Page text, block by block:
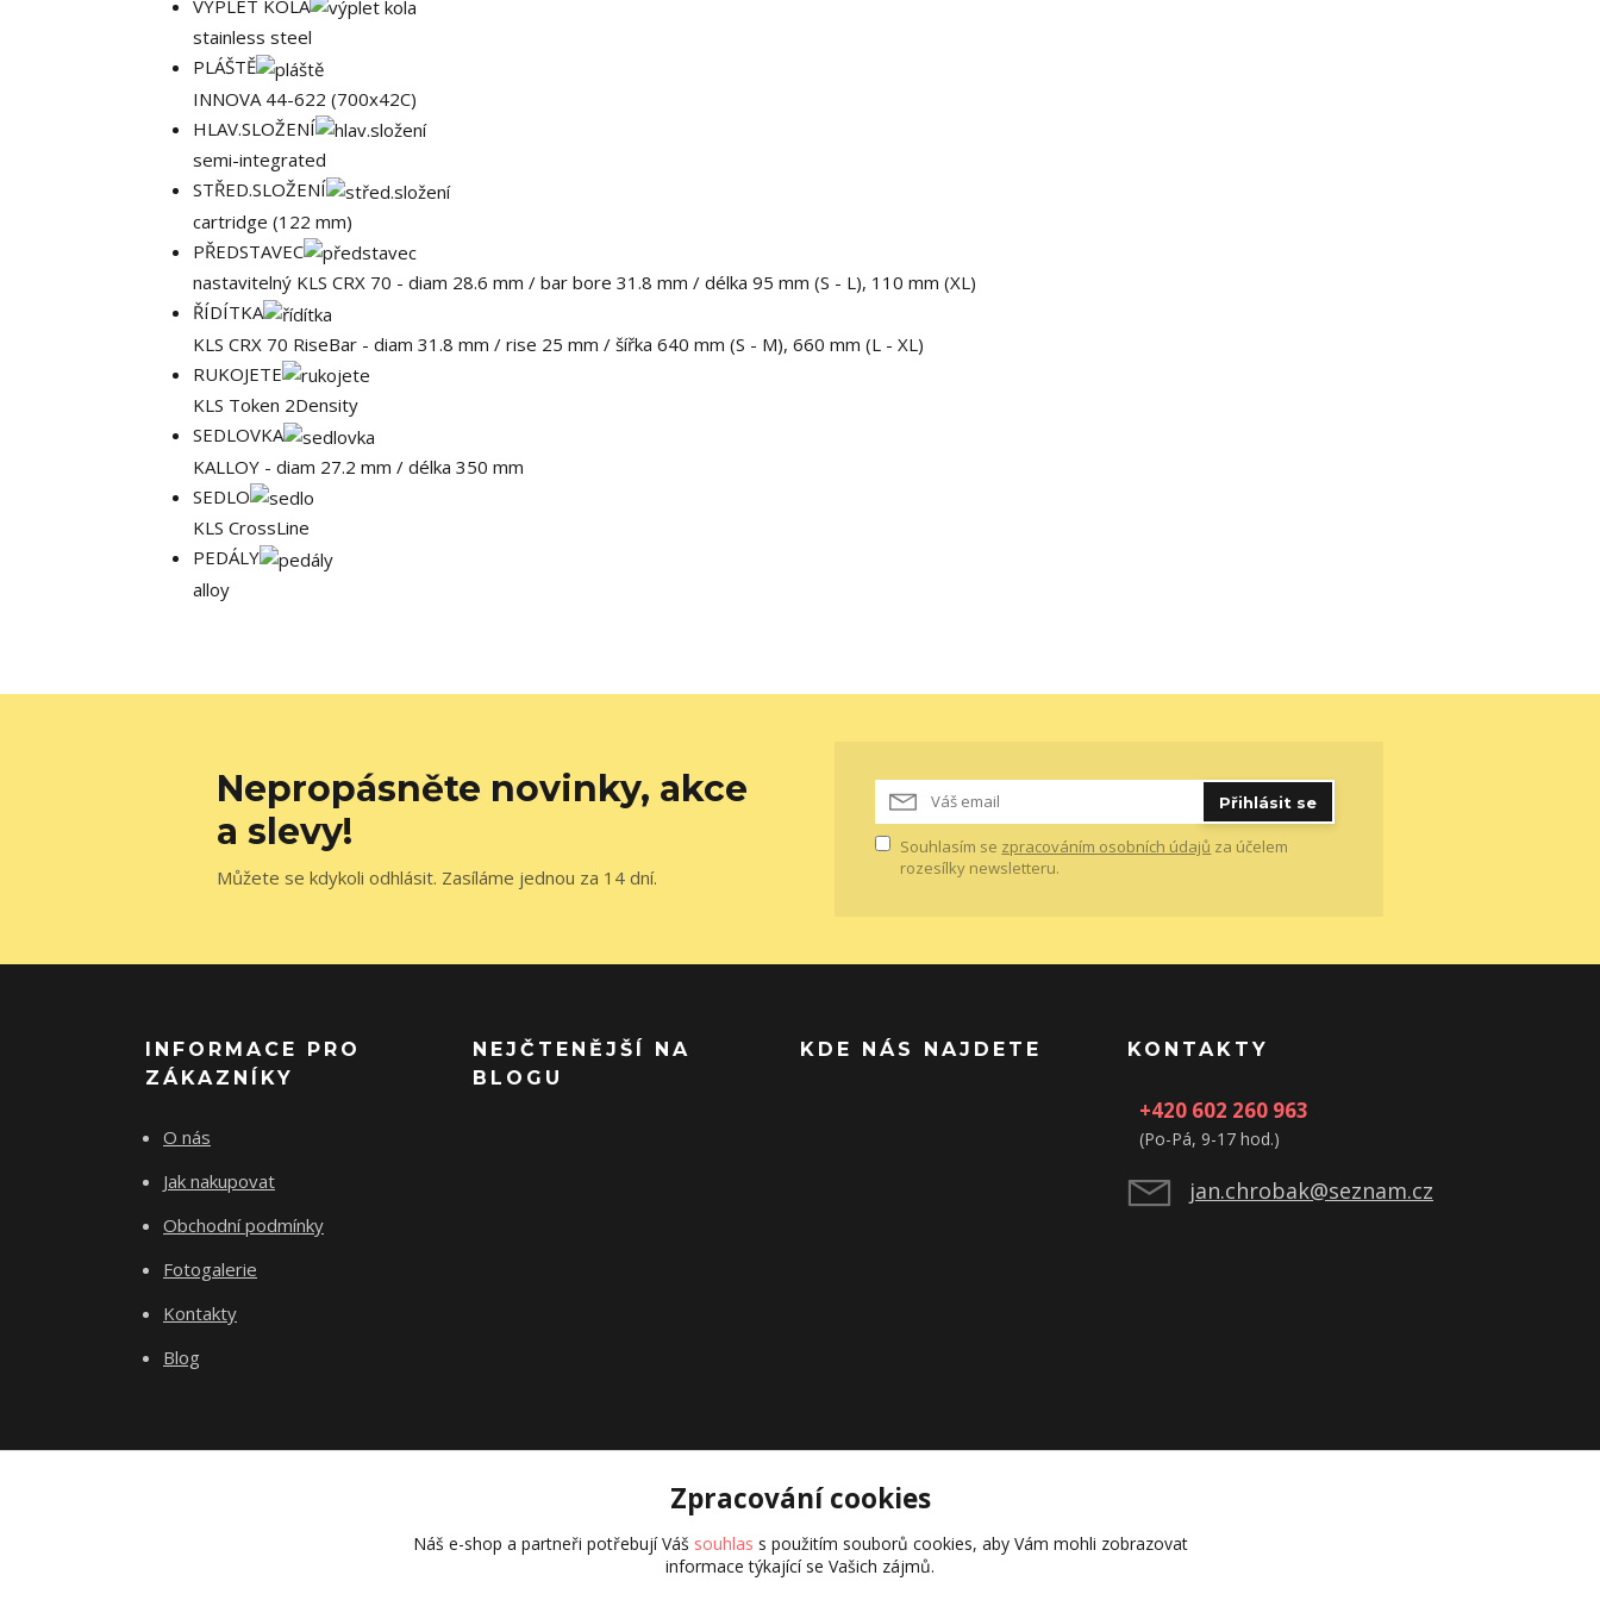
VÝPLET KOLA
stainless steel
PLÁŠTĚ
INNOVA 44-622 (700x42C)
HLAV.SLOŽENÍ
semi-integrated
STŘED.SLOŽENÍ
cartridge (122 mm)
PŘEDSTAVEC
nastavitelný KLS CRX 70 - diam 28.6 mm / bar bore 31.8 mm / délka 95 mm (S - L), 110 mm (XL)
ŘÍDÍTKA
KLS CRX 70 RiseBar - diam 31.8 mm / rise 25 mm / šířka 640 mm (S - M), 660 mm (L - XL)
RUKOJETE
KLS Token 2Density
SEDLOVKA
KALLOY - diam 27.2 mm / délka 350 mm
SEDLO
KLS CrossLine
PEDÁLY
alloy
Nepropásněte novinky, akce
a slevy!
Můžete se kdykoli odhlásit. Zasíláme jednou za 14 dní.
Přihlásit se
Souhlasím se zpracováním osobních údajů za účelem
rozesílky newsletteru.
INFORMACE PRO
ZÁKAZNÍKY
O nás
Jak nakupovat
Obchodní podmínky
Fotogalerie
Kontakty
Blog
NEJČTENĚJŠÍ NA
BLOGU
KDE NÁS NAJDETE KONTAKTY
+420 602 260 963
(Po-Pá, 9-17 hod.)
jan.chrobak@seznam.cz
Zpracování cookies
Náš e-shop a partneři potřebují Váš souhlas s použitím souborů cookies, aby Vám mohli zobrazovat
informace týkající se Vašich zájmů.